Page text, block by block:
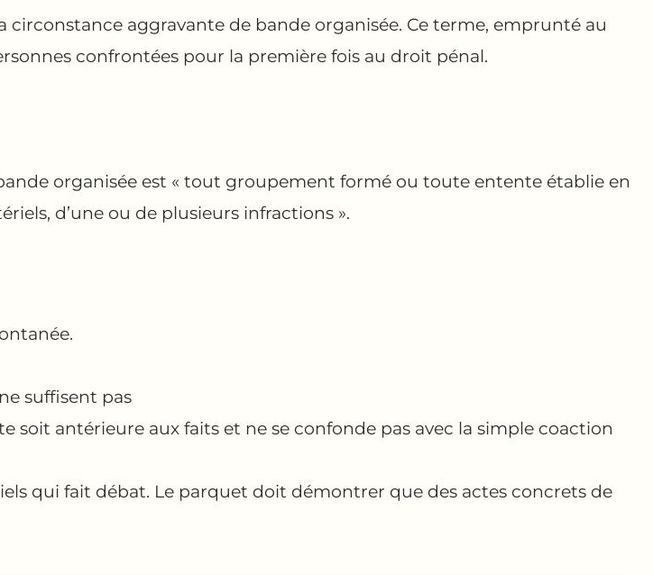
aggravante de bande organisée. Ce terme, emprunté au
confrontées pour la première fois au droit pénal.
organisée est « tout groupement formé ou toute entente établie en
d’une ou de plusieurs infractions ».
suffisent pas
soit antérieure aux faits et ne se confonde pas avec la simple coaction
qui fait débat. Le parquet doit démontrer que des actes concrets de